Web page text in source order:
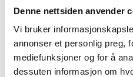
Denne nettsiden anvender
Vi bruker
annonser et personlig preg,
mediefunksjoner og for å
dessuten informasjon om
frysereoler.